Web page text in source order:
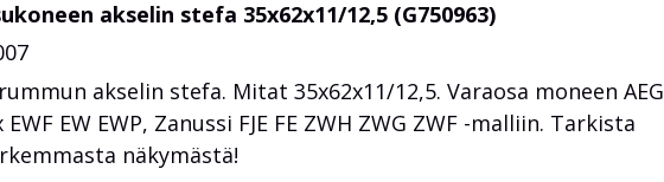
akselin stefa 35x62x11/12,5 (G750963)
akselin stefa. Mitat 35x62x11/12,5. Varaosa moneen AEG
EW EWP, Zanussi FJE FE ZWH ZWG ZWF -malliin. Tarkista
näkymästä!